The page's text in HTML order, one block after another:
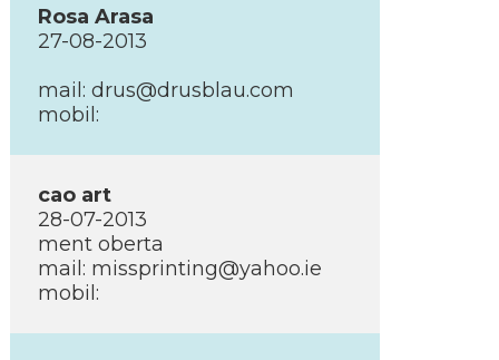
Rosa Arasa
27-08-2013
mail: drus@drusblau.com
mobil:
cao art
28-07-2013
ment oberta
mail: missprinting@yahoo.ie
mobil: